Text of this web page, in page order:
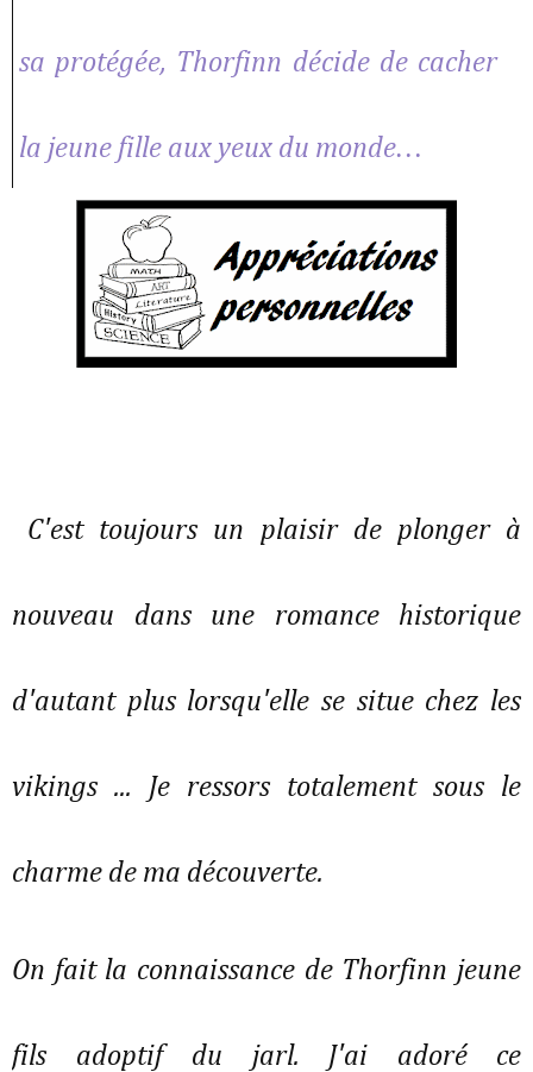
sa protégée, Thorfinn décide de cacher
la jeune fille aux yeux du monde…
C'est toujours un plaisir de plonger à
nouveau dans une romance historique
d'autant plus lorsqu'elle se situe chez les
vikings ... Je ressors totalement sous le
charme de ma découverte.
On fait la connaissance de Thorfinn jeune
fils adoptif du jarl. J'ai adoré ce